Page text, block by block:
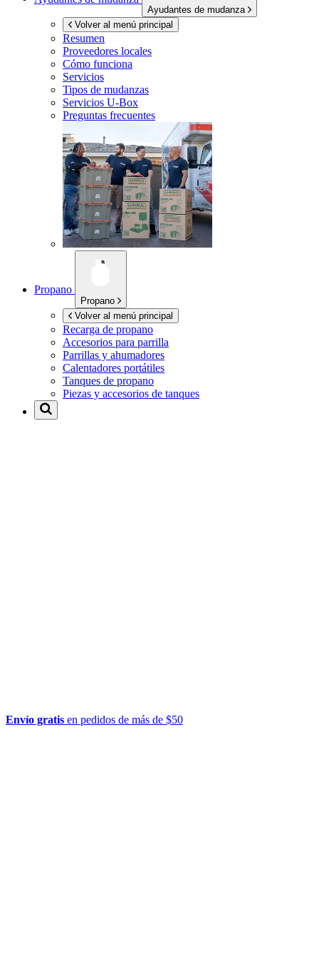
Ayudantes de mudanza
Volver al menú principal
Resumen
Proveedores locales
Cómo funciona
Servicios
Tipos de mudanzas
Servicios U-Box
Preguntas frecuentes
Propano
Propano
Volver al menú principal
Recarga de propano
Accesorios para parrilla
Parrillas y ahumadores
Calentadores portátiles
Tanques de propano
Piezas y accesorios de tanques
Envío gratis en pedidos de más de $50